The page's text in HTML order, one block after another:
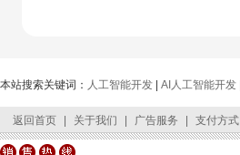
本站搜索关键词： 人工智能开发 AI人工智能开发
返回首页 关于我们 广告服务 支付方式
客服中心